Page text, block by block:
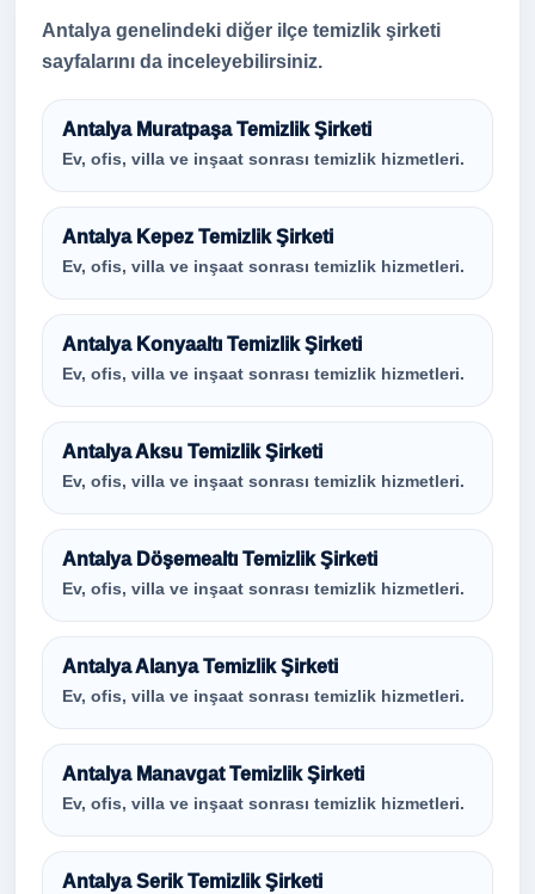
Antalya genelindeki diğer ilçe temizlik şirketi
sayfalarını da inceleyebilirsiniz.
Antalya Muratpaşa Temizlik Şirketi
Ev, ofis, villa ve inşaat sonrası temizlik hizmetleri.
Antalya Kepez Temizlik Şirketi
Ev, ofis, villa ve inşaat sonrası temizlik hizmetleri.
Antalya Konyaaltı Temizlik Şirketi
Ev, ofis, villa ve inşaat sonrası temizlik hizmetleri.
Antalya Aksu Temizlik Şirketi
Ev, ofis, villa ve inşaat sonrası temizlik hizmetleri.
Antalya Döşemealtı Temizlik Şirketi
Ev, ofis, villa ve inşaat sonrası temizlik hizmetleri.
Antalya Alanya Temizlik Şirketi
Ev, ofis, villa ve inşaat sonrası temizlik hizmetleri.
Antalya Manavgat Temizlik Şirketi
Ev, ofis, villa ve inşaat sonrası temizlik hizmetleri.
Antalya Serik Temizlik Şirketi